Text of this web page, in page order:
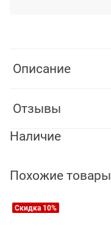
Описание
Отзывы
Наличие
Похожие товары
Скидка 10%